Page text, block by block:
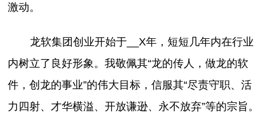
激动。
龙软集团创业开始于__X年，短短几年内在行业
内树立了良好形象。我敬佩其“龙的传人，做龙的软
件，创龙的事业”的伟大目标，信服其“尽责守职、活
力四射、才华横溢、开放谦逊、永不放弃”等的宗旨。